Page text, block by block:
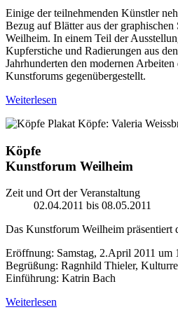
Einige der teilnehmenden Künstler
Bezug auf Blätter aus der graphischen
Weilheim. In einem Teil der
Kupferstiche und Radierungen aus
Jahrhunderten den modernen Arbeiten
Kunstforums gegenübergestellt.
Weiterlesen
Köpfe: Valeria
Köpfe
Kunstforum Weilheim
Zeit und Ort der Veranstaltung
02.04.2011 bis 08.05.2011
Das Kunstforum Weilheim
Eröffnung: Samstag, 2.April 2011 um
Begrüßung: Ragnhild Thieler,
Einführung: Katrin Bach
Weiterlesen